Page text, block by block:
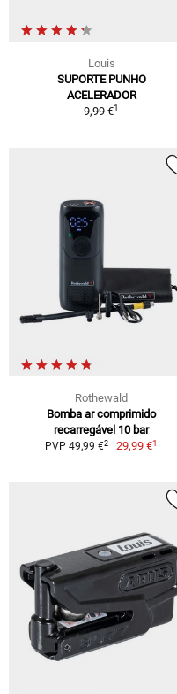
Louis
SUPORTE PUNHO
ACELERADOR
9,99 €1
Rothewald
Bomba ar comprimido
recarregável 10 bar
PVP 49,99 €2 29,99 €1